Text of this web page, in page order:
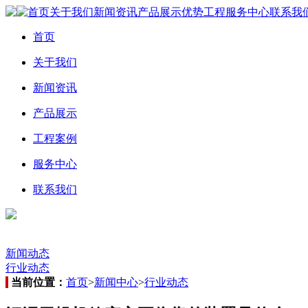
首页关于我们新闻资讯产品展示优势工程服务中心联系我
首页
关于我们
新闻资讯
产品展示
工程案例
服务中心
联系我们
新闻动态
行业动态
当前位置： 首页>新闻中心>行业动态